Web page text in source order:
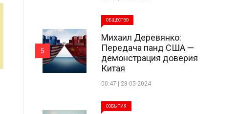
ОБЩЕСТВО
Михаил Деревянко:
Передача панд США —
демонстрация доверия
Китая
00:47 | 28-05-2024
5
СОБЫТИЯ